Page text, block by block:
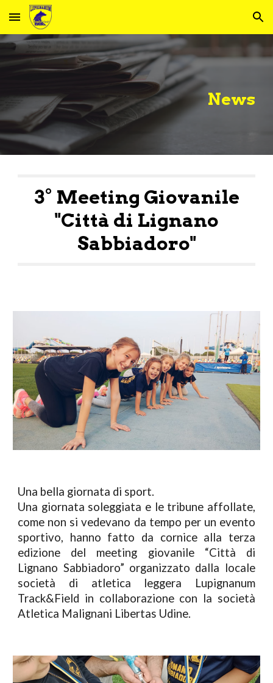
Skip to main content Skip to navigation
News
3° Meeting Giovanile
"Città di Lignano
Sabbiadoro"
Una bella giornata di sport.
Una giornata soleggiata e le tribune affollate,
come non si vedevano da tempo per un evento
sportivo, hanno fatto da cornice alla terza
edizione del meeting giovanile “Città di
Lignano Sabbiadoro” organizzato dalla locale
società di atletica leggera Lupignanum
Track&Field in collaborazione con la società
Atletica Malignani Libertas Udine.